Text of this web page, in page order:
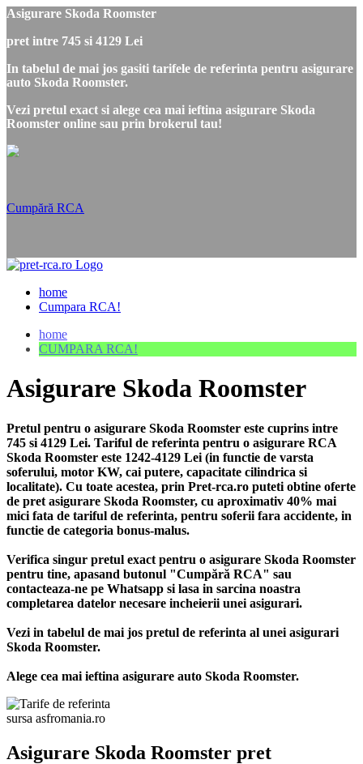
Asigurare Skoda Roomster
pret intre 745 si 4129 Lei
In tabelul de mai jos gasiti tarifele de referinta pentru asigurare
auto Skoda Roomster.
Vezi pretul exact si alege cea mai ieftina asigurare Skoda
Roomster online sau prin brokerul tau!
Cumpără RCA
home
Cumpara RCA!
home
CUMPARA RCA!
Asigurare Skoda Roomster
Pretul pentru o asigurare Skoda Roomster este cuprins intre
745 si 4129 Lei. Tariful de referinta pentru o asigurare RCA
Skoda Roomster este 1242-4129 Lei (in functie de varsta
soferului, motor KW, cai putere, capacitate cilindrica si
localitate). Cu toate acestea, prin Pret-rca.ro puteti obtine oferte
de pret asigurare Skoda Roomster, cu aproximativ 40% mai
mici fata de tariful de referinta, pentru soferii fara accidente, in
functie de categoria bonus-malus.
Verifica singur pretul exact pentru o asigurare Skoda Roomster
pentru tine, apasand butonul "Cumpără RCA" sau
contacteaza-ne pe Whatsapp si lasa in sarcina noastra
completarea datelor necesare incheierii unei asigurari.
Vezi in tabelul de mai jos pretul de referinta al unei asigurari
Skoda Roomster.
Alege cea mai ieftina asigurare auto Skoda Roomster.
sursa asfromania.ro
Asigurare Skoda Roomster pret